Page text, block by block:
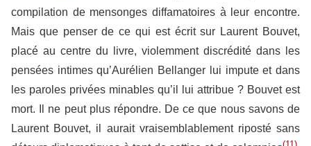
compilation de mensonges diffamatoires à leur encontre.
Mais que penser de ce qui est écrit sur Laurent Bouvet,
placé au centre du livre, violemment discrédité dans les
pensées intimes qu’Aurélien Bellanger lui impute et dans
les paroles privées minables qu’il lui attribue ? Bouvet est
mort. Il ne peut plus répondre. De ce que nous savons de
Laurent Bouvet, il aurait vraisemblablement riposté sans